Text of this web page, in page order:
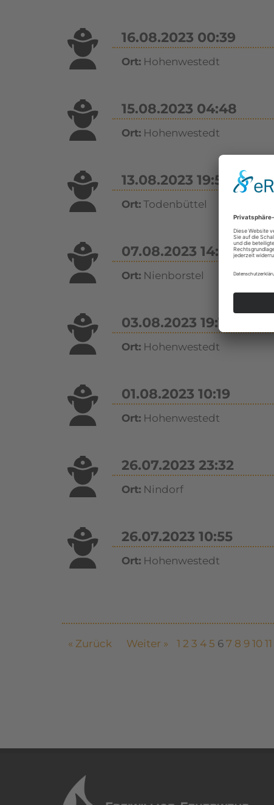
16.08.2023 00:39
Ort:Hohenwestedt
15.08.2023 04:48
Ort:Hohenwestedt
13.08.2023 19:53
Ort:Todenbüttel
07.08.2023 14:17
Ort:Nienborstel
03.08.2023 19:14
Ort:Hohenwestedt
01.08.2023 10:19
Ort:Hohenwestedt
26.07.2023 23:32
Ort:Nindorf
26.07.2023 10:55
Ort:Hohenwestedt
« Zurück Weiter » 1 2 3 4 5 6 7 8 9 10 11